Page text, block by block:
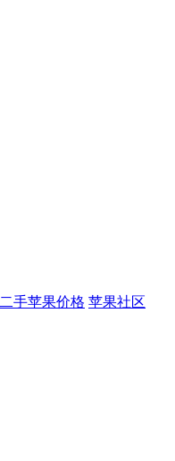
二手苹果价格 苹果社区